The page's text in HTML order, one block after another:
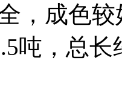
，成色
吨，总